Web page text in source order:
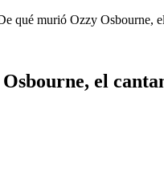
qué murió Ozzy Osbourne,
el